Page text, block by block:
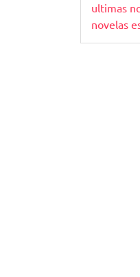
ultimas
novelas